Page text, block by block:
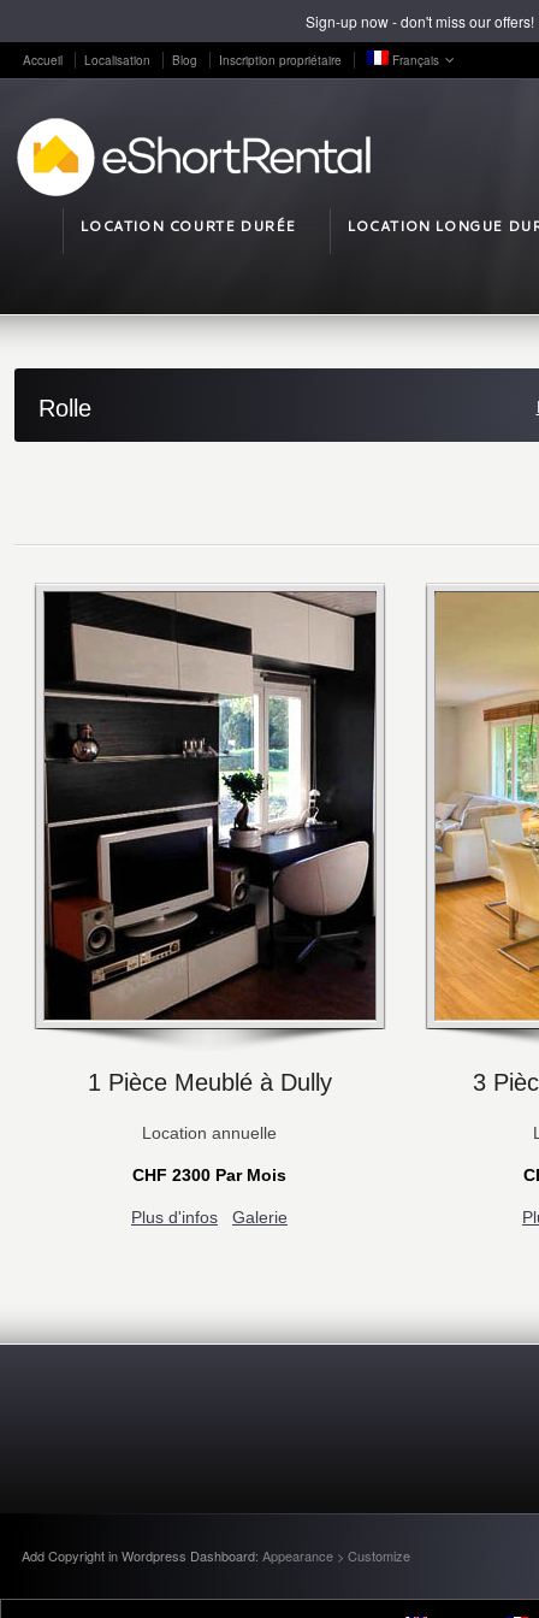
Accueil Localisation Blog Inscription propriétaire Français
LOCATION COURTE DURÉE LOCATION LONGUE
Rolle
1 Pièce Meublé à Dully
Location annuelle
CHF 2300 Par Mois
Plus d'infos Galerie
3
Add Copyright in Wordpress Dashboard: Appearance > Customize
Sign-up now - don't miss our offers!